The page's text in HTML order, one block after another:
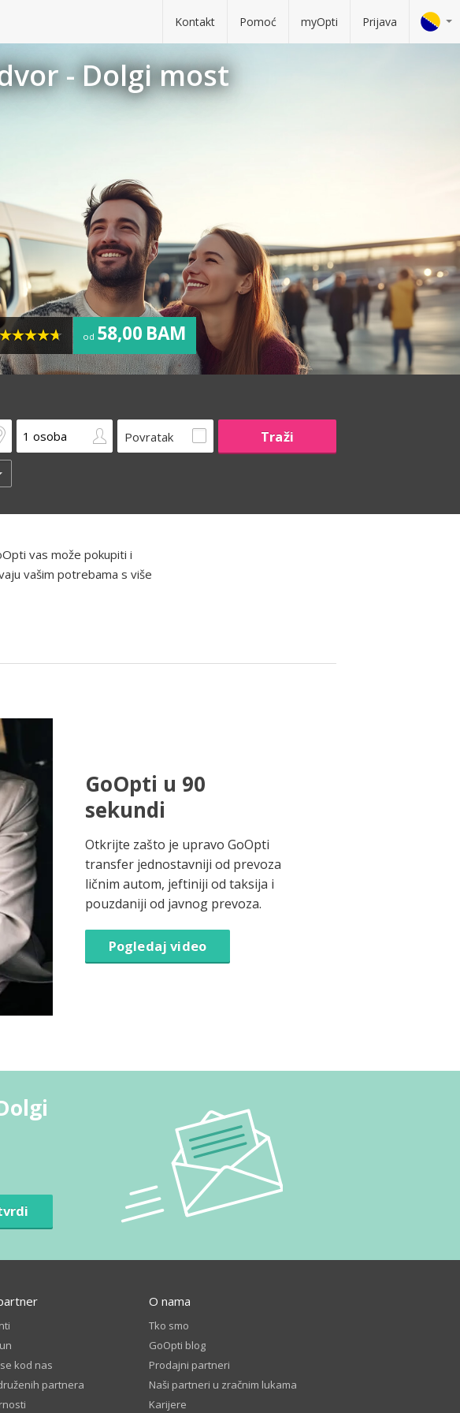
Kontakt Pomoć myOpti Prijava
- Dolgi most
od 58,00 BAM
Povratak
vas može pokupiti i
vašim potrebama s više
GoOpti u 90
sekundi
Otkrijte zašto je upravo GoOpti
transfer jednostavniji od prevoza
ličnim autom, jeftiniji od taksija i
pouzdaniji od javnog prevoza.
Pogledaj video
kod nas
partnera
O nama
Tko smo
GoOpti blog
Prodajni partneri
Naši partneri u zračnim lukama
Karijere